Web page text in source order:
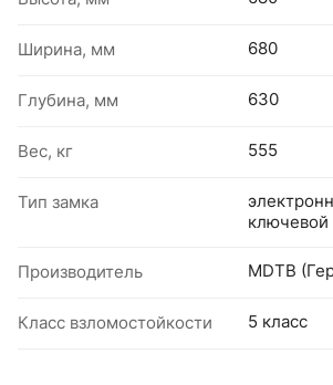
Ширина, мм 680
Глубина, мм 630
Вес, кг 555
Тип замка
ключевой
Производитель MDTB
Класс взломостойкости 5 класс